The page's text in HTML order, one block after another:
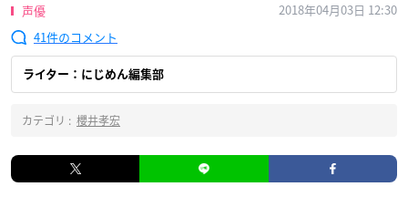
声優
2018年04月03日 12:30
41
ライター：にじめん編集部
カテゴリ : 櫻井孝宏